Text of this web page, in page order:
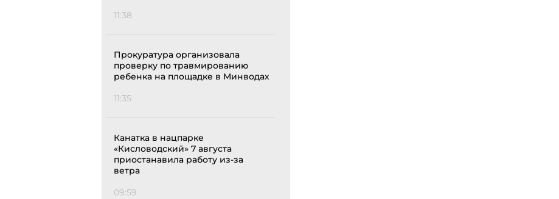
11:38
Прокуратура организовала
проверку по травмированию
ребенка на площадке в Минводах
11:35
Канатка в нацпарке
«Кисловодский» 7 августа
приостанавила работу из-за
ветра
09:59